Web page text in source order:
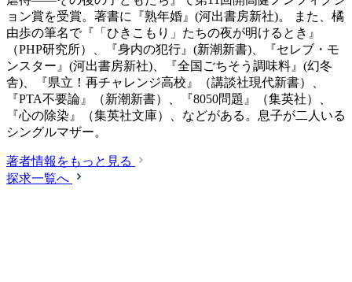
ョン賞を受賞。著書に『熟年婚』(河出書房新社)。 また、橘
由歩の筆名で『「ひきこもり」たちの夜が明けるとき』
（PHP研究所）、『身内の犯行』(新潮新書)、『セレブ・モ
ンスター』(河出書房新社)、『全国ごちそう調味料』(幻冬
舎)、『県立！再チャレンジ高校』（講談社現代新書）、
『PTA不要論』（新潮新書）、『8050問題』（集英社）、
『心の除染』（集英社文庫）、などがある。息子が二人いる
シングルマザー。
著者情報をもっと見る
探求一覧へ